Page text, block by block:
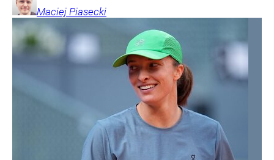
Maciej Piasecki